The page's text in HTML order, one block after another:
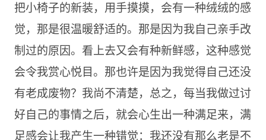
把小椅子的新装，用手摸摸，会有一种绒绒的感
觉，那是很温暖舒适的。那是因为我自己亲手改
制过的原因。看上去又会有种新鲜感，这种感觉
会令我赏心悦目。那也许是因为我觉得自己还没
有老成废物？我尚不清楚，总之，每当我做过讨
好自己的事情之后，就会心生出一种满足来，满
足感会让我产生一种错觉：我还没有那么老是不